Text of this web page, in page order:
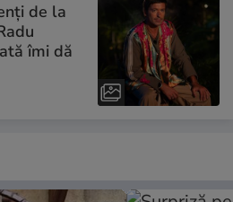
de la
îmi dă